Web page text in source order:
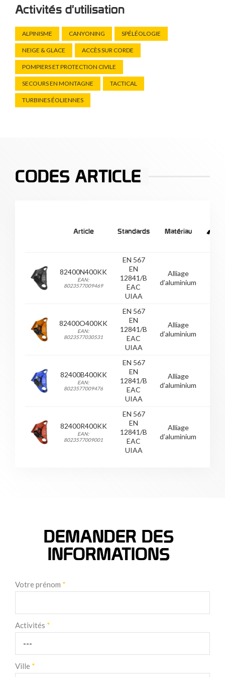
Activités d'utilisation
ALPINISME CANYONING SPÉLÉOLOGIE
NEIGE & GLACE ACCÈS SUR CORDE
POMPIERS ET PROTECTION CIVILE
SECOURS EN MONTAGNE TACTICAL
TURBINES ÉOLIENNES
CODES ARTICLE
Article Standards Matériau
82400N400KK
EAN:
8023577009469
EN 567
EN
12841/B
EAC
UIAA
Alliage
d’aluminium
82400O400KK
EAN:
8023577030531
EN 567
EN
12841/B
EAC
UIAA
Alliage
d’aluminium
82400B400KK
EAN:
8023577009476
EN 567
EN
12841/B
EAC
UIAA
Alliage
d’aluminium
82400R400KK
EAN:
8023577009001
EN 567
EN
12841/B
EAC
UIAA
Alliage
d’aluminium
DEMANDER DES
INFORMATIONS
Votre prénom *
Activités *
Ville *